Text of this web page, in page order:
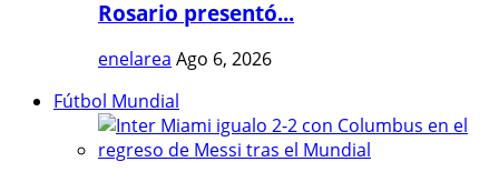
Rosario presentó...
enelarea Ago 6, 2026
Fútbol Mundial